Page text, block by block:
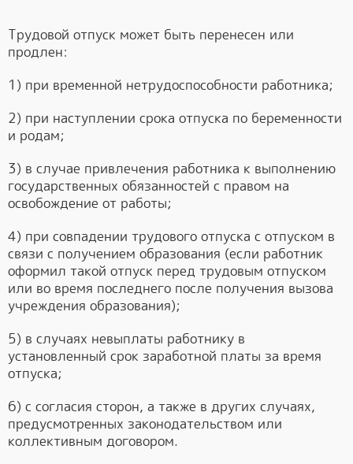
Трудовой отпуск может быть перенесен или
продлен:
1) при временной нетрудоспособности работника;
2) при наступлении срока отпуска по беременности
и родам;
3) в случае привлечения работника к выполнению
государственных обязанностей с правом на
освобождение от работы;
4) при совпадении трудового отпуска с отпуском в
связи с получением образования (если работник
оформил такой отпуск перед трудовым отпуском
или во время последнего после получения вызова
учреждения образования);
5) в случаях невыплаты работнику в
установленный срок заработной платы за время
отпуска;
6) с согласия сторон, а также в других случаях,
предусмотренных законодательством или
коллективным договором.